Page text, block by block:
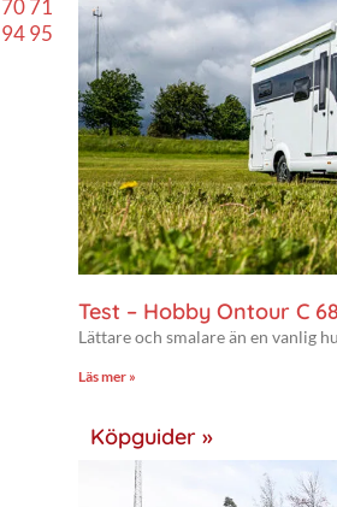
7071
9495
Test – Hobby Ontour C
Lättare och smalare än en vanlig
Läs mer »
Köpguider »